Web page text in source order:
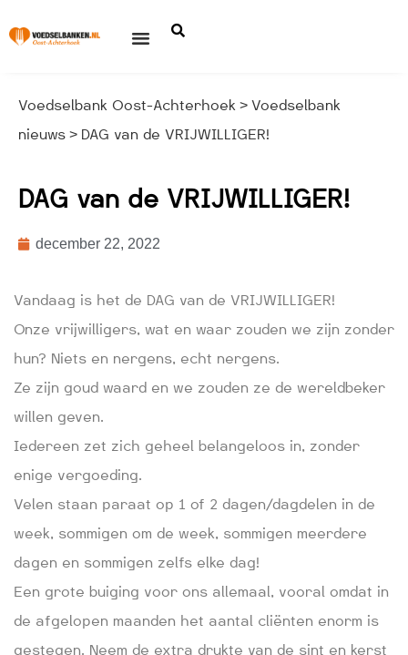
Voedselbank Oost-Achterhoek > Voedselbank
nieuws > DAG van de VRIJWILLIGER!
DAG van de VRIJWILLIGER!
december 22, 2022
Vandaag is het de DAG van de VRIJWILLIGER!
Onze vrijwilligers, wat en waar zouden we zijn zonder
hun? Niets en nergens, echt nergens.
Ze zijn goud waard en we zouden ze de wereldbeker
willen geven.
Iedereen zet zich geheel belangeloos in, zonder
enige vergoeding.
Velen staan paraat op 1 of 2 dagen/dagdelen in de
week, sommigen om de week, sommigen meerdere
dagen en sommigen zelfs elke dag!
Een grote buiging voor ons allemaal, vooral omdat in
de afgelopen maanden het aantal cliënten enorm is
gestegen. Neem de extra drukte van de sint en kerst